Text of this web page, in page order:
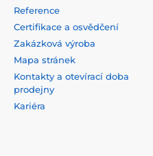
Reference
Certifikace a osvědčení
Zakázková výroba
Mapa stránek
Kontakty a otevírací doba
prodejny
Kariéra